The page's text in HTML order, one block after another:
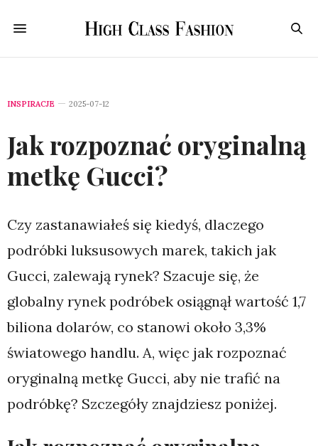
INSPIRACJE 2025-07-12
Jak rozpoznać oryginalną
metkę Gucci?
Czy zastanawiałeś się kiedyś, dlaczego
podróbki luksusowych marek, takich jak
Gucci, zalewają rynek? Szacuje się, że
globalny rynek podróbek osiągnął wartość 1,7
biliona dolarów, co stanowi około 3,3%
światowego handlu. A, więc jak rozpoznać
oryginalną metkę Gucci, aby nie trafić na
podróbkę? Szczegóły znajdziesz poniżej.